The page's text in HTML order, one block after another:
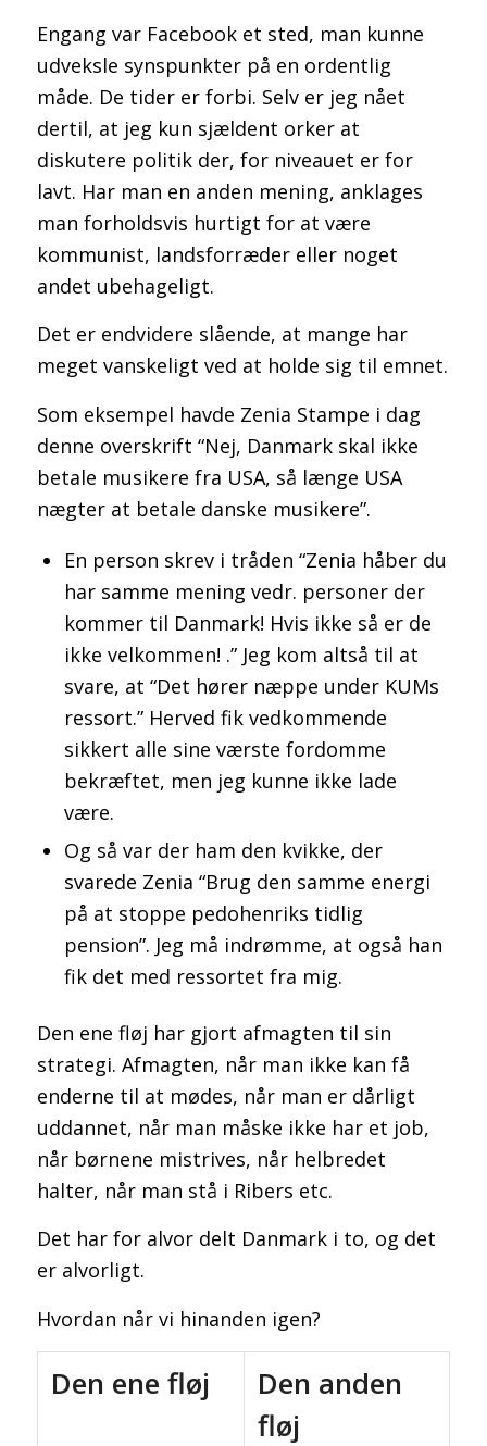
Engang var Facebook et sted, man kunne
udveksle synspunkter på en ordentlig
måde. De tider er forbi. Selv er jeg nået
dertil, at jeg kun sjældent orker at
diskutere politik der, for niveauet er for
lavt. Har man en anden mening, anklages
man forholdsvis hurtigt for at være
kommunist, landsforræder eller noget
andet ubehageligt.
Det er endvidere slående, at mange har
meget vanskeligt ved at holde sig til emnet.
Som eksempel havde Zenia Stampe i dag
denne overskrift “Nej, Danmark skal ikke
betale musikere fra USA, så længe USA
nægter at betale danske musikere”.
En person skrev i tråden “Zenia håber du
har samme mening vedr. personer der
kommer til Danmark! Hvis ikke så er de
ikke velkommen! .” Jeg kom altså til at
svare, at “Det hører næppe under KUMs
ressort.” Herved fik vedkommende
sikkert alle sine værste fordomme
bekræftet, men jeg kunne ikke lade
være.
Og så var der ham den kvikke, der
svarede Zenia “Brug den samme energi
på at stoppe pedohenriks tidlig
pension”. Jeg må indrømme, at også han
fik det med ressortet fra mig.
Den ene fløj har gjort afmagten til sin
strategi. Afmagten, når man ikke kan få
enderne til at mødes, når man er dårligt
uddannet, når man måske ikke har et job,
når børnene mistrives, når helbredet
halter, når man stå i Ribers etc.
Det har for alvor delt Danmark i to, og det
er alvorligt.
Hvordan når vi hinanden igen?
Den ene fløj
Den anden
fløj